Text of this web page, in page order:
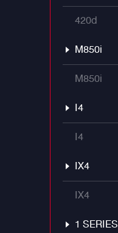
420d
M850i
M850i
I4
I4
IX4
IX4
1 SERIES